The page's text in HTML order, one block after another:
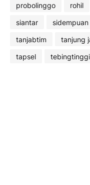
probolinggo
rohil
siantar
sidempuan
tanjabtim
tanjung
tapsel
tebingtinggi